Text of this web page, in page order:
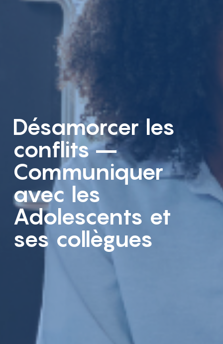
Désamorcer les
conflits –
Communiquer
avec les
Adolescents et
ses collègues